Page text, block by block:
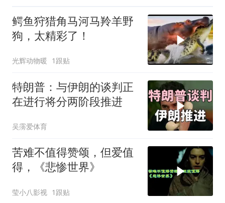
鳄鱼狩猎角马河马羚羊野
狗，太精彩了！
光辉动物暖 1跟贴
特朗普：与伊朗的谈判正
在进行将分两阶段推进
吴霶爱体育
苦难不值得赞颂，但爱值
得，《悲惨世界》
莹小八影视 1跟贴